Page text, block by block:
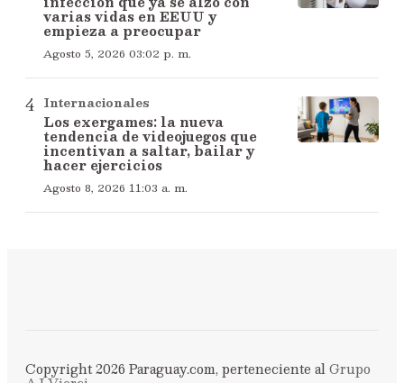
varias vidas en EEUU y
empieza a preocupar
Agosto 5, 2026 03:02 p. m.
Internacionales
Los exergames: la nueva
tendencia de videojuegos que
incentivan a saltar, bailar y
hacer ejercicios
Agosto 8, 2026 11:03 a. m.
Copyright 2026 Paraguay.com, perteneciente alGrupo